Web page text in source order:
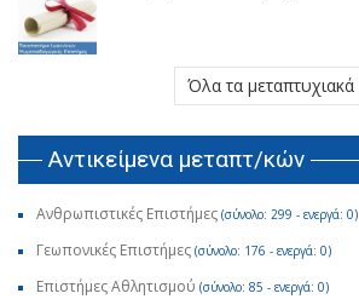
Όλα τα μεταπτυχιακά
Αντικείμενα μεταπτ/κών
Ανθρωπιστικές Επιστήμες (σύνολο: 299 - ενεργά: 0)
Γεωπονικές Επιστήμες (σύνολο: 176 - ενεργά: 0)
Επιστήμες Αθλητισμού (σύνολο: 85 - ενεργά: 0)